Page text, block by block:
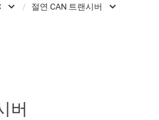
아이솔레이터용 전원
/ 절연 CAN 트랜시버
버